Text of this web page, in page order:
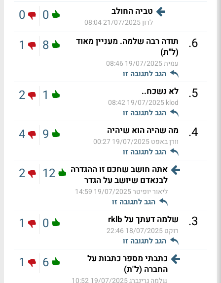
טביה החולב
לרון21/07/2025 08:04
0
0
6
.
תודה רבה שלמה. מעניין מאוד
(ל"ת)
עמית19/07/2025 08:46
הגב לתגובה זו
8
1
5
. לא נשכח..
klod
19/07/2025 08:42
הגב לתגובה זו
1
2
4
. מה שהיה הוא שיהיה
וורן באפט19/07/2025 00:27
הגב לתגובה זו
9
4
אתה חושב שחכם זו ההגדרה
לבנאדם שיושב על הגדר
ליאור יופיטר19/07/2025 14:59
הגב לתגובה זו
12
2
3
. שלמה דעתך על rklb
רוקט18/07/2025 22:46
הגב לתגובה זו
0
1
כתבתי מספר כתבות על
החברה (ל"ת)
שלמה גרינברג19/07/2025 10:52
6
1